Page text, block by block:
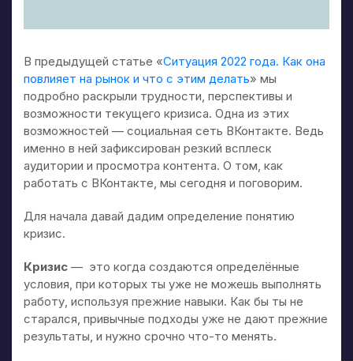
В предыдущей статье «Ситуация 2022 года. Как она
повлияет на рынок и что с этим делать» мы
подробно раскрыли трудности, перспективы и
возможности текущего кризиса. Одна из этих
возможностей — социальная сеть ВКонтакте. Ведь
именно в ней зафиксирован резкий всплеск
аудитории и просмотра контента. О том, как
работать с ВКонтакте, мы сегодня и поговорим.
Для начала давай дадим определение понятию
кризис.
Кризис — это когда создаются определённые
условия, при которых ты уже не можешь выполнять
работу, используя прежние навыки. Как бы ты не
старался, привычные подходы уже не дают прежние
результаты, и нужно срочно что-то менять.